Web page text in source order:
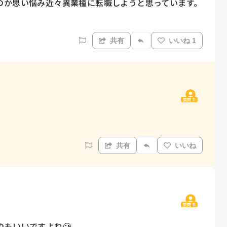
思い悩み近々異業種に転職しようと思っています。
共有 いいね 1
質問主
共有 いいね
質問主